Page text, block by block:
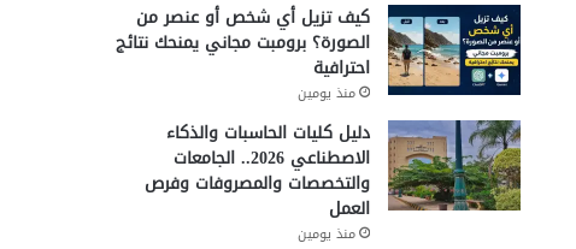
كيف تزيل أي شخص أو عنصر من
الصورة؟ برومبت مجاني يمنحك نتائج
احترافية
منذ يومين
دليل كليات الحاسبات والذكاء
الاصطناعي 2026.. الجامعات
والتخصصات والمصروفات وفرص
العمل
منذ يومين